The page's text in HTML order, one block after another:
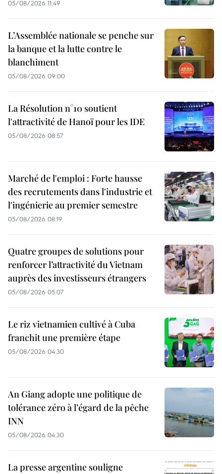
05/08/2026 11:49
L’Assemblée nationale se penche sur
la banque et la lutte contre le
blanchiment
05/08/2026 09:00
La Résolution n°10 soutient
l'attractivité de Hanoï pour les IDE
05/08/2026 08:57
Marché de l'emploi : Forte hausse
des recrutements dans l'industrie et
l'ingénierie au premier semestre
05/08/2026 08:19
Quatre groupes de solutions pour
renforcer l’attractivité du Vietnam
auprès des investisseurs étrangers
05/08/2026 05:07
Le riz vietnamien cultivé à Cuba
franchit une première étape
05/08/2026 04:30
An Giang adopte une politique de
tolérance zéro à l’égard de la pêche
INN
05/08/2026 04:30
La presse argentine souligne